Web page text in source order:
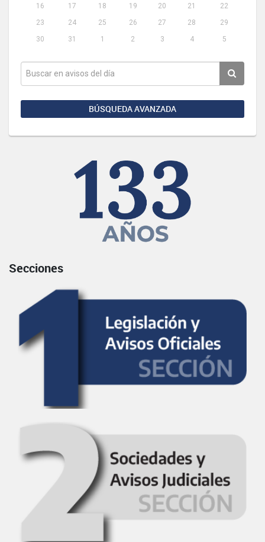
16
17 18 19 20 21
22
23
24 25 26 27 28
29
30
31 1 2 3 4 5
BÚSQUEDA AVANZADA
Secciones